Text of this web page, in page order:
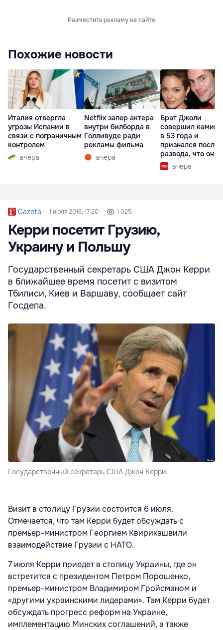
Разместить рекламу на сайте
Похожие новости
Италия отвергла
угрозы Испании в
связи с пограничным
контролем
вчера
Netflix запер актера
внутри билборда в
Голливуде ради
рекламы фильма
вчера
Брат Джоли
совершил
в 53 года и
признался после
развода, что он
вчера
Gazeta 1 июля 2016, 17:20 1 025
Керри посетит Грузию,
Украину и Польшу
Государственный секретарь США Джон Керри
в ближайшее время посетит с визитом
Тбилиси, Киев и Варшаву, сообщает сайт
Госдепа.
Государственный секретарь США Джон Керри.
Визит в столицу Грузии состоится 6 июля.
Отмечается, что там Керри будет обсуждать с
премьер-министром Георгием Квирикашвили
взаимодействие Грузии с НАТО.
7 июля Керри приедет в столицу Украины, где он
встретится с президентом Петром Порошенко,
премьер-министром Владимиром Гройсманом и
«другими украинскими лидерами». Там Керри будет
обсуждать прогресс реформ на Украине,
имплементацию Минских соглашений, а также